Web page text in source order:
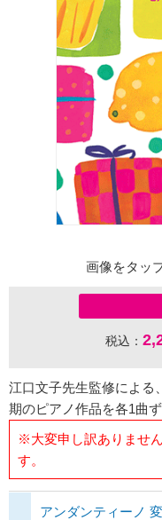
画像をタッ
税込：
江口文子先生監修による
期のピアノ作品を各1曲
※大変申し訳ありませ
す。
アンダンティーノ